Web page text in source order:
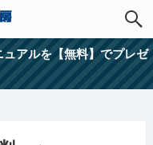
アルを【無料】でプレゼ